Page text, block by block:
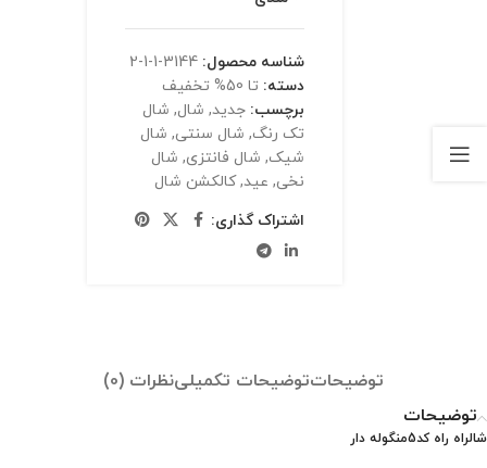
شناسه محصول: 3144-1-1-2
دسته: تا 50% تخفیف
برچسب: جدید, شال, شال
تک رنگ, شال سنتی, شال
شیک, شال فانتزی, شال
نخی, عید, کالکشن شال
اشتراک گذاری:
توضیحاتتوضیحات تکمیلینظرات (0)
توضیحات
شالراه راه کد5منگوله دار